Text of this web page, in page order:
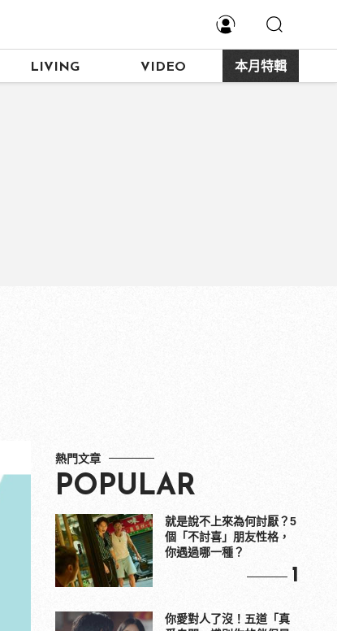
LIVING VIDEO 本月特輯
熱門文章
POPULAR
就是說不上來為何討厭？5
個「不討喜」朋友性格，
你遇過哪一種？
1
你愛對人了沒！五道「真